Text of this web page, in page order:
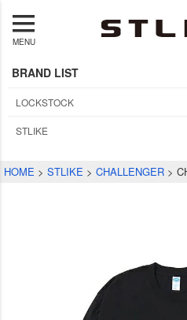
MENU
BRAND LIST
LOCKSTOCK
STLIKE
HOME STLIKE CHALLENGER